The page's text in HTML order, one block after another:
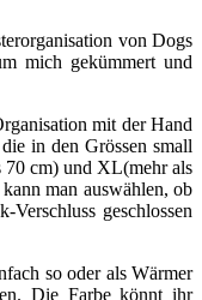
von Dogs
mich gekümmert und
mit der Hand
in den Grössen small
70 cm) und XL(mehr als
man auswählen, ob
geschlossen
so oder als Wärmer
Die Farbe könnt ihr